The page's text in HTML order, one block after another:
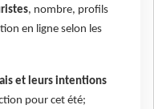
, nombre, profils
en ligne selon les
et leurs intentions
pour cet été;